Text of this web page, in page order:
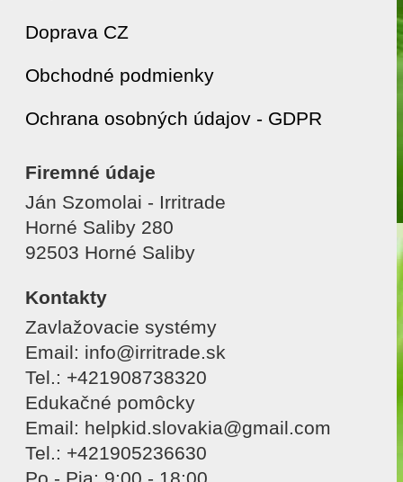
Doprava CZ
Obchodné podmienky
Ochrana osobných údajov - GDPR
Firemné údaje
Ján Szomolai - Irritrade
Horné Saliby 280
92503 Horné Saliby
Kontakty
Zavlažovacie systémy
Email: info@irritrade.sk
Tel.: +421908738320
Edukačné pomôcky
Email: helpkid.slovakia@gmail.com
Tel.: +421905236630